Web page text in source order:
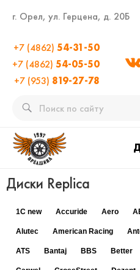
г. Орел, ул. Герцена, д. 20Б
+7 (4862) 54-31-50
+7 (4862) 54-05-50
+7 (953) 819-27-78
Диски Replica
1C new Accuride Aero
Alutec American Racing
ATS Bantaj BBS Better